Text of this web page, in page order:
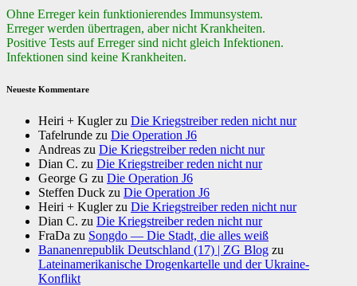
Ohne Erreger kein funktionierendes Immunsystem.
Erreger werden übertragen, aber nicht Krankheiten.
Positive Tests auf Erreger sind nicht gleich Infektionen.
Infektionen sind keine Krankheiten.
Neueste Kommentare
Heiri + Kuglerzu Die Kriegstreiber reden nicht nur
Tafelrunde zu Die Operation J6
Andreas zu Die Kriegstreiber reden nicht nur
Dian C. zu Die Kriegstreiber reden nicht nur
George G zu Die Operation J6
Steffen Duck zu Die Operation J6
Heiri + Kuglerzu Die Kriegstreiber reden nicht nur
Dian C. zu Die Kriegstreiber reden nicht nur
FraDa zu Songdo — Die Stadt, die alles weiß
Bananenrepublik Deutschland (17) | ZG Blog zu
Lateinamerikanische Drogenkartelle und der Ukraine-
Konflikt